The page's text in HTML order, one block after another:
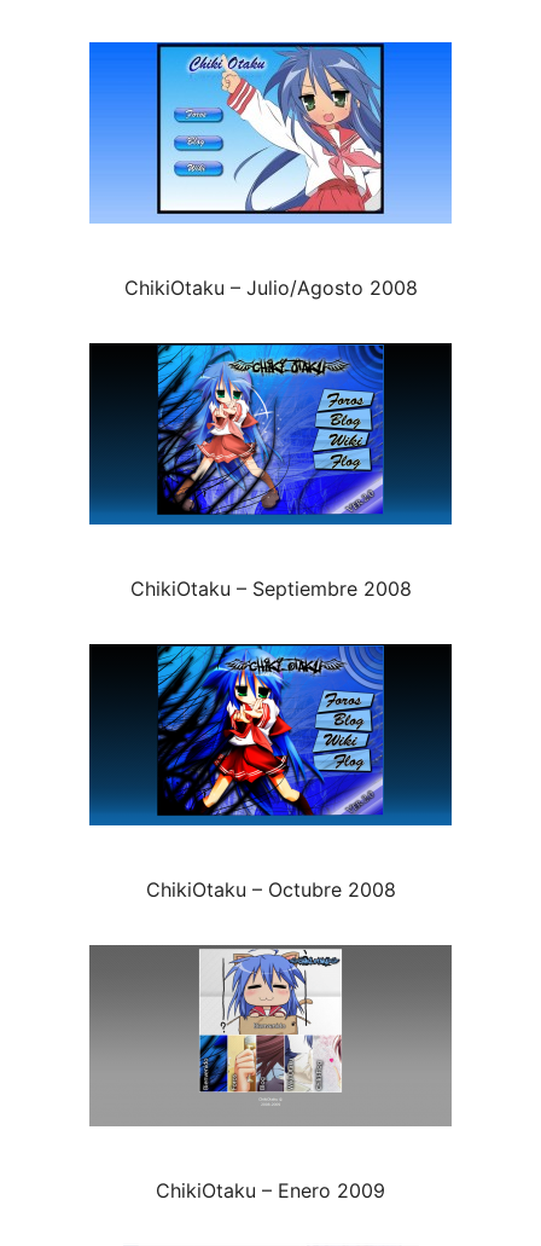
ChikiOtaku – Julio/Agosto 2008
ChikiOtaku – Septiembre 2008
ChikiOtaku – Octubre 2008
ChikiOtaku – Enero 2009